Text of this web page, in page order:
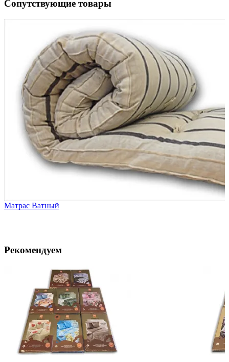
Сопутствующие товары
Матрас Ватный
Рекомендуем